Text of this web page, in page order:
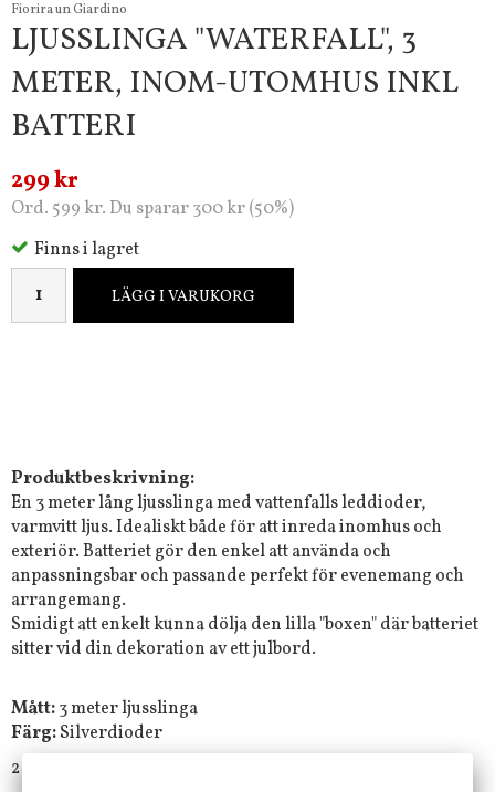
Fiorira un Giardino
LJUSSLINGA "WATERFALL", 3
METER, INOM-UTOMHUS INKL
BATTERI
299 kr
Ord. 599 kr. Du sparar 300 kr (50%)
Finns i lagret
LÄGG I VARUKORG
Produktbeskrivning:
En 3 meter lång ljusslinga med vattenfalls leddioder,
varmvitt ljus. Idealiskt både för att inreda inomhus och
exteriör. Batteriet gör den enkel att använda och
anpassningsbar och passande perfekt för evenemang och
arrangemang.
Smidigt att enkelt kunna dölja den lilla "boxen" där batteriet
sitter vid din dekoration av ett julbord.
Mått:3 meter ljusslinga
Färg:Silverdioder
2 st AA batterier ingår